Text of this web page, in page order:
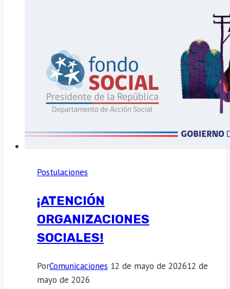
Postulaciones
¡ATENCIÓN
ORGANIZACIONES
SOCIALES!
PorComunicaciones 12 de mayo de 202612 de
mayo de 2026